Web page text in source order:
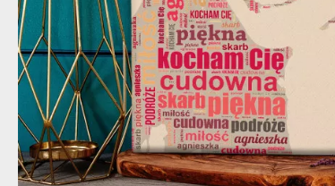
APÓSÉKNAK